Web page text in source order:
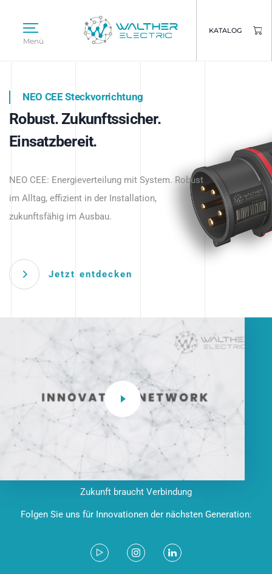
Menü
KATALOG
Intelligente Stromverteilung
beginnt hier.
NEO CEE Steckvorrichtung
Robust. Zukunftssicher.
Einsatzbereit.
NEO CEE: Energieverteilung mit System. Robust
im Alltag, effizient in der Installation,
zukunftsfähig im Ausbau.
Jetzt entdecken
Intelligenz trifft Energie.
Anwendungen – robust, IP-geschützt und
zukunftsfähig.
Zukunft braucht Verbindung
Folgen Sie uns für Innovationen der nächsten Generation: